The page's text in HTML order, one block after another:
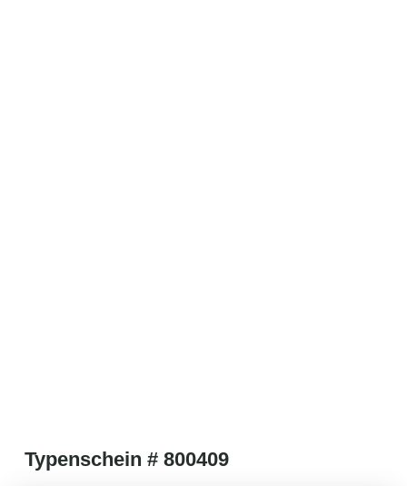
Typenschein # 800409